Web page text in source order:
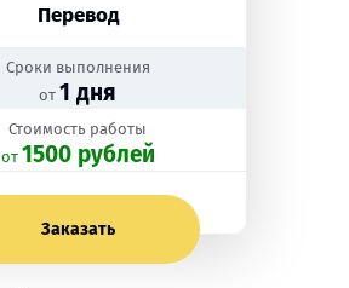
Перевод
Сроки выполнения
от 1 дня
Стоимость работы
oт 1500 рублей
Заказать